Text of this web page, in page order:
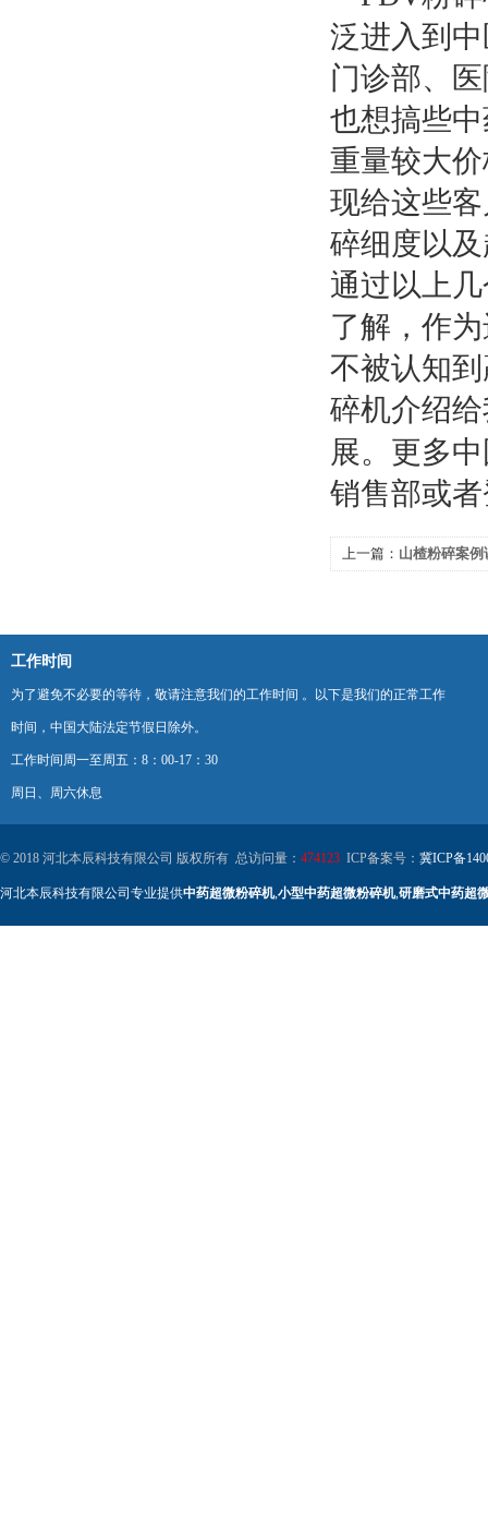
泛进入到
门诊部、
也想搞些
重量较大
现给这些
碎细度以
通过以上
了解，作
不被认知
碎机介绍
展。更多
销售部或
上一篇： 山楂粉碎案例
工作时间
为了避免不必要的等待，敬请注意我们的工作时间 。以下是我们的正常工作
时间，中国大陆法定节假日除外。
工作时间周一至周五：8：00-17：30
周日、周六休息
© 2018 河北本辰科技有限公司 版权所有 总访问量： 474123 ICP备案号： 冀ICP备
河北本辰科技有限公司专业提供中药超微粉碎机,小型中药超微粉碎机,研磨式中药超